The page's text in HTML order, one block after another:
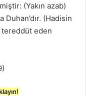
(Yakın azab)
(Hadisin
tereddüt eden